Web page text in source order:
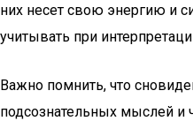
них несет свою энергию и
учитывать при
Важно помнить, что
подсознательных мыслей и